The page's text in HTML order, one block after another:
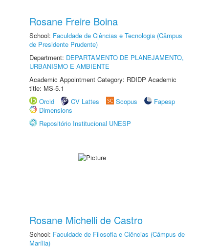
Rosane Freire Boina
School: Faculdade de Ciências e Tecnologia (Câmpus
de Presidente Prudente)
Department: DEPARTAMENTO DE PLANEJAMENTO,
URBANISMO E AMBIENTE
Academic Appointment Category: RDIDP Academic
title: MS-5.1
Orcid
CV Lattes Scopus
Fapesp
Dimensions
Repositório Institucional UNESP
Rosane Michelli de Castro
School: Faculdade de Filosofia e Ciências (Câmpus de
Marília)